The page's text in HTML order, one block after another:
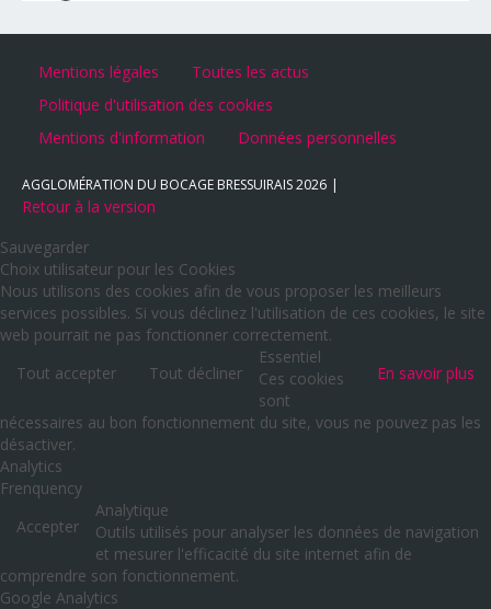
Mentions légales
Toutes les actus
Politique d'utilisation des cookies
Mentions d'information
Données personnelles
AGGLOMÉRATION DU BOCAGE BRESSUIRAIS2026
Retour à la version
Sauvegarder
Choix utilisateur pour les Cookies
Nous utilisons des cookies afin de vous proposer les meilleurs
services possibles. Si vous déclinez l'utilisation de ces cookies, le site
web pourrait ne pas fonctionner correctement.
Tout accepter
Tout décliner En savoir plus
Essentiel
Ces cookies
sont
nécessaires au bon fonctionnement du site, vous ne pouvez pas les
désactiver.
Analytics
Frenquency
Accepter
Analytique
Outils utilisés pour analyser les données de navigation
et mesurer l'efficacité du site internet afin de
comprendre son fonctionnement.
Google Analytics